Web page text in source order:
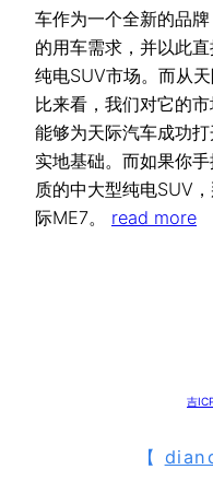
车作为一个全新的品
的用车需求，并以此
纯电SUV市场。而从
比来看，我们对它的
能够为天际汽车成功
实地基础。而如果你
质的中大型纯电SUV
际ME7。 read more
吉
【